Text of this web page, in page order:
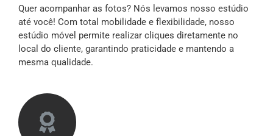
Quer acompanhar as fotos? Nós levamos nosso estúdio
até você! Com total mobilidade e flexibilidade, nosso
estúdio móvel permite realizar cliques diretamente no
local do cliente, garantindo praticidade e mantendo a
mesma qualidade.